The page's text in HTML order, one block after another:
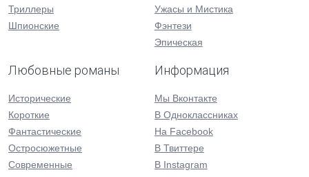
Триллеры
Шпионские
Ужасы и Мистика
Фэнтези
Эпическая
Любовные романы
Исторические
Короткие
Фантастические
Остросюжетные
Современные
Информация
Мы Вконтакте
В Одноклассниках
На Facebook
В Твиттере
В Instagram